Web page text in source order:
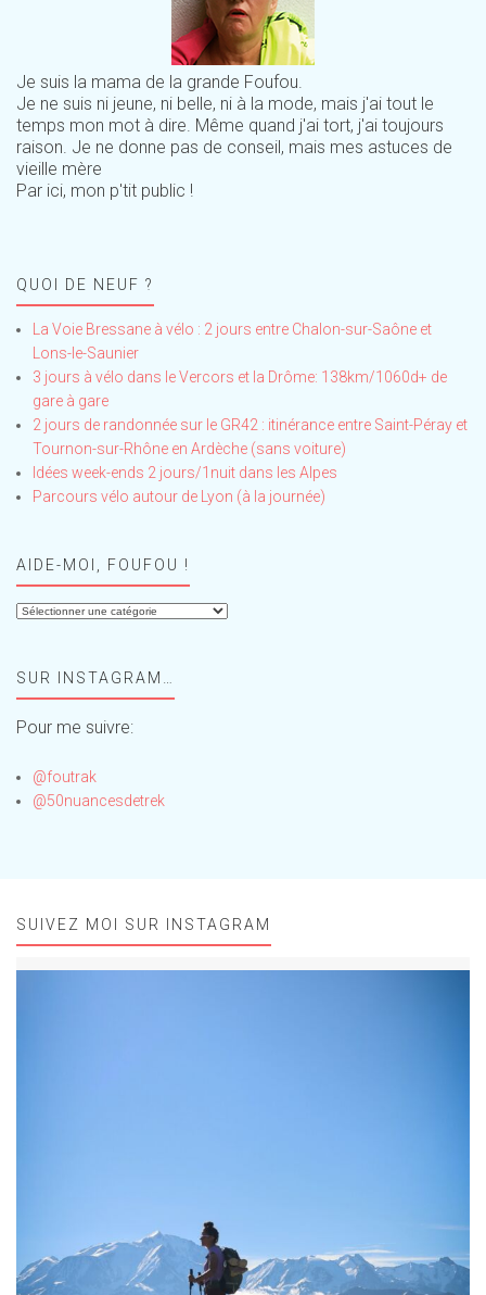
Je suis la mama de la grande Foufou.
Je ne suis ni jeune, ni belle, ni à la mode, mais j'ai tout le
temps mon mot à dire. Même quand j'ai tort, j'ai toujours
raison. Je ne donne pas de conseil, mais mes astuces de
vieille mère
Par ici, mon p'tit public !
QUOI DE NEUF ?
La Voie Bressane à vélo : 2 jours entre Chalon-sur-Saône et
Lons-le-Saunier
3 jours à vélo dans le Vercors et la Drôme: 138km/1060d+ de
gare à gare
2 jours de randonnée sur le GR42 : itinérance entre Saint-Péray et
Tournon-sur-Rhône en Ardèche (sans voiture)
Idées week-ends 2 jours/1nuit dans les Alpes
Parcours vélo autour de Lyon (à la journée)
AIDE-MOI, FOUFOU !
Aide-
!SUR INSTAGRAM…
Pour me suivre:
@foutrak
@50nuancesdetrek
SUIVEZ MOI SUR INSTAGRAM